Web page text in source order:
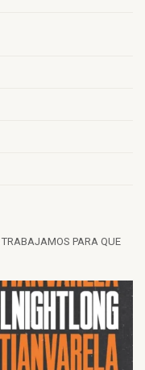
TRABAJAMOS PARA QUE